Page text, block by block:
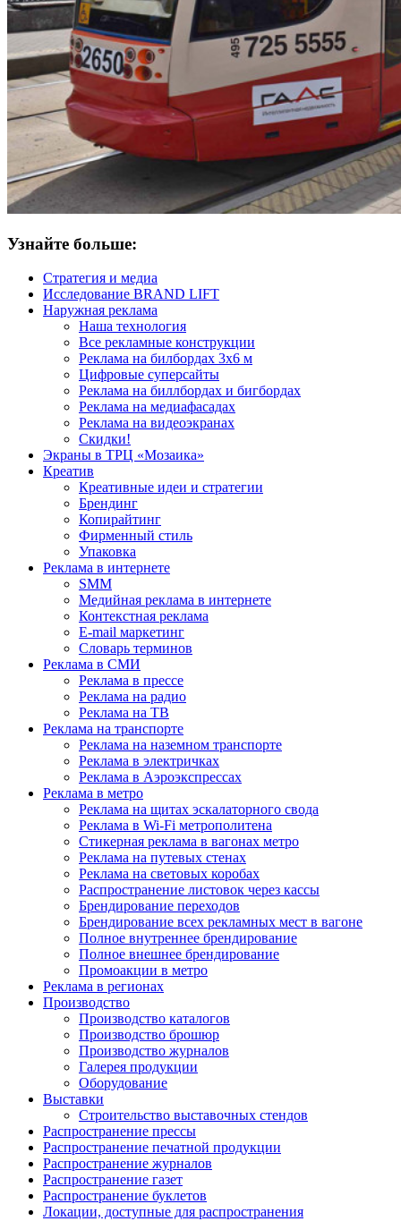
Узнайте больше:
Стратегия и медиа
Исследование BRAND LIFT
Наружная реклама
Наша технология
Все рекламные конструкции
Реклама на билбордах 3х6 м
Цифровые суперсайты
Реклама на биллбордах и бигбордах
Реклама на медиафасадах
Реклама на видеоэкранах
Скидки!
Экраны в ТРЦ «Мозаика»
Креатив
Креативные идеи и стратегии
Брендинг
Копирайтинг
Фирменный стиль
Упаковка
Реклама в интернете
SMM
Медийная реклама в интернете
Контекстная реклама
E-mail маркетинг
Словарь терминов
Реклама в СМИ
Реклама в прессе
Реклама на радио
Реклама на ТВ
Реклама на транспорте
Реклама на наземном транспорте
Реклама в электричках
Реклама в Аэроэкспрессах
Реклама в метро
Реклама на щитах эскалаторного свода
Реклама в Wi-Fi метрополитена
Стикерная реклама в вагонах метро
Реклама на путевых стенах
Реклама на световых коробах
Распространение листовок через кассы
Брендирование переходов
Брендирование всех рекламных мест в вагоне
Полное внутреннее брендирование
Полное внешнее брендирование
Промоакции в метро
Реклама в регионах
Производство
Производство каталогов
Производство брошюр
Производство журналов
Галерея продукции
Оборудование
Выставки
Строительство выставочных стендов
Распространение прессы
Распространение печатной продукции
Распространение журналов
Распространение газет
Распространение буклетов
Локации, доступные для распространения